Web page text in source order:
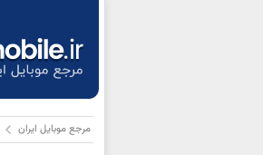
مرجع موبایل ایران